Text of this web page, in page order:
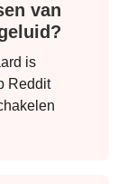
van
is
Reddit